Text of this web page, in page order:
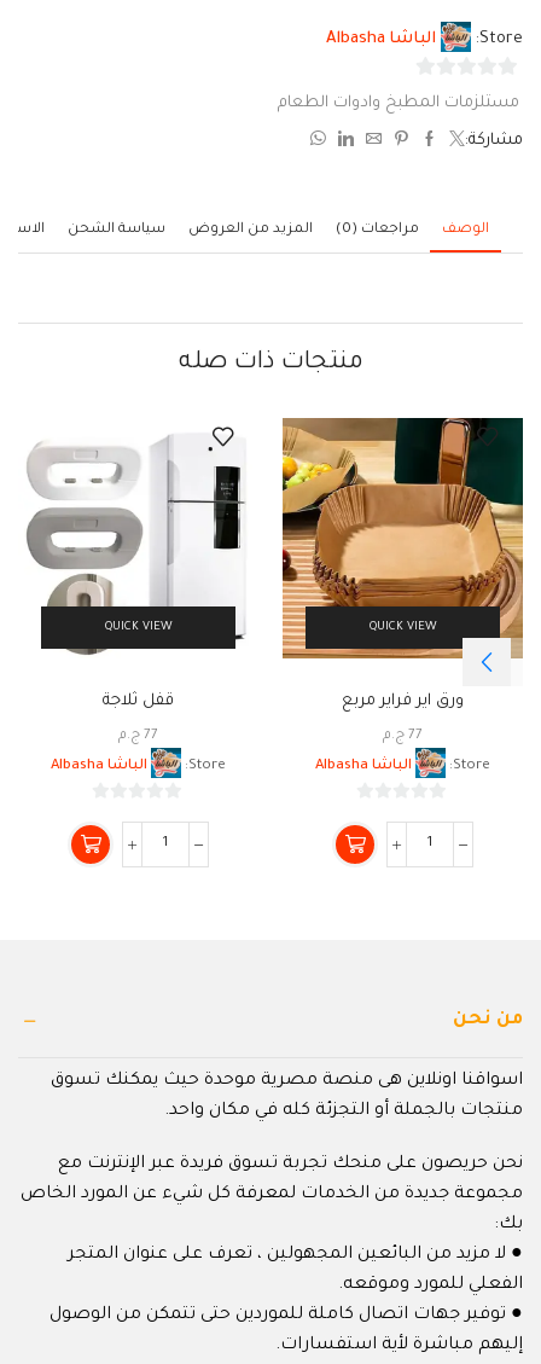
Store: الباشا Albasha
0
مستلزمات المطبخ وادوات الطعام
مشاركة:
الوصف مراجعات (0) المزيد من العروض سياسة الشحن
منتجات ذات صله
QUICK VIEW
ورق اير فراير مربع
77 ج.م
Store:
الباشا Albasha
من
5
QUICK VIEW
قفل ثلاجة
77 ج.م
Store:
الباشا Albasha
من
5
من نحن
اسواقنا اونلاين هى منصة مصرية موحدة حيث يمكنك تسوق
منتجات بالجملة أو التجزئة كله في مكان واحد.
نحن حريصون على منحك تجربة تسوق فريدة عبر الإنترنت مع
مجموعة جديدة من الخدمات لمعرفة كل شيء عن المورد الخاص
بك:
● لا مزيد من البائعين المجهولين ، تعرف على عنوان المتجر
الفعلي للمورد وموقعه.
● توفير جهات اتصال كاملة للموردين حتى تتمكن من الوصول
إليهم مباشرة لأية استفسارات.